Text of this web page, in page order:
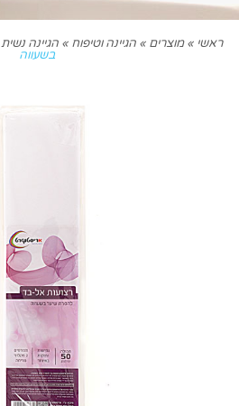
ראשי » מוצרים » הגיינה וטיפוח » הגיינה נשית
בשעווה